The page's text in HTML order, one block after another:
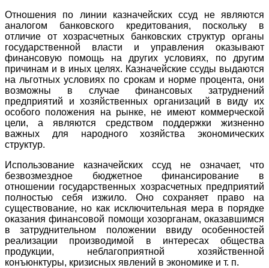
Отношения по линии казначейских ссуд не являются
аналогом банковского кредитования, поскольку в
отличие от хозрасчетных банковских структур органы
государственной власти и управления оказывают
финансовую помощь на других условиях, по другим
причинам и в иных целях. Казначейские ссуды выдаются
на льготных условиях по срокам и норме процента, они
возможны в случае финансовых затруднений
предприятий и хозяйственных организаций в виду их
особого положения на рынке, не имеют коммерческой
цели, а являются средством поддержки жизненно
важных для народного хозяйства экономических
структур.
Использование казначейских ссуд не означает, что
безвозмездное бюджетное финансирование в
отношении государственных хозрасчетных предприятий
полностью себя изжило. Оно сохраняет право на
существование, но как исключительная мера в порядке
оказания финансовой помощи хозорганам, оказавшимся
в затруднительном положении ввиду особенностей
реализации производимой в интересах общества
продукции, неблагоприятной хозяйственной
конъюнктуры, кризисных явлений в экономике и т. п.